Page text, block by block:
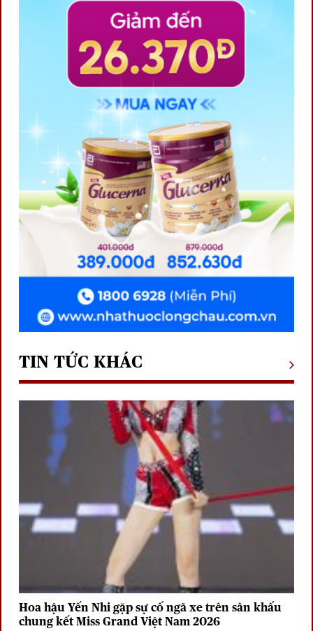
TIN TỨC KHÁC
Hoa hậu Yến Nhi gặp sự cố ngã xe trên sân khấu
chung kết Miss Grand Việt Nam 2026